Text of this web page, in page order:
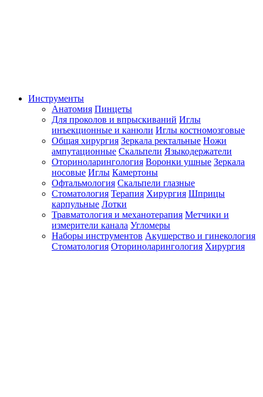
Инструменты
Анатомия Пинцеты
Для проколов и впрыскиваний Иглы
инъекционные и канюли Иглы костномозговые
Общая хирургия Зеркала ректальные Ножи
ампутационные Скальпели Языкодержатели
Оториноларингология Воронки ушные Зеркала
носовые Иглы Камертоны
Офтальмология Скальпели глазные
Стоматология Терапия Хирургия Шприцы
карпульные Лотки
Травматология и механотерапия Метчики и
измерители канала Угломеры
Наборы инструментов Акушерство и гинекология
Стоматология Оториноларингология Хирургия